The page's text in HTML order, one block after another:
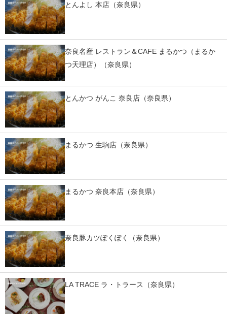
とんよし 本店（奈良県）
奈良名産 レストラン＆CAFE まるかつ（まるか
つ天理店）（奈良県）
とんかつ がんこ 奈良店（奈良県）
まるかつ 生駒店（奈良県）
まるかつ 奈良本店（奈良県）
奈良豚カツぽくぽく（奈良県）
LA TRACE ラ・トラース（奈良県）